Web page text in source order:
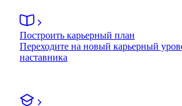
Построить карьерный план
Переходите на новый карьерный
наставника